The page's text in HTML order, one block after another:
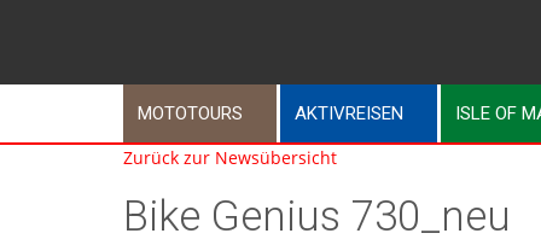
MOTOTOURS AKTIVREISEN ISLE OF
Zurück zur Newsübersicht
Bike Genius 730_neu